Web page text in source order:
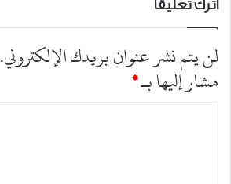
اترك تعليقاً
لن يتم نشر عنوان بريدك الإلكتروني.
مشار إليها بـ*
ا